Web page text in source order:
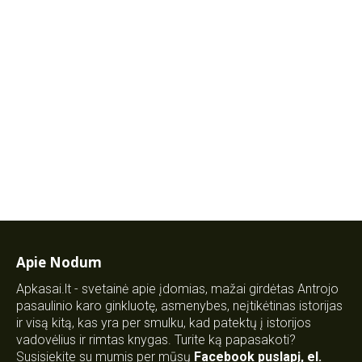
Apie Nodum
Apkasai.lt - svetainė apie įdomias, mažai girdėtas Antrojo
pasaulinio karo ginkluotę, asmenybes, neįtikėtinas istorijas
ir visą kitą, kas yra per smulku, kad patektų į istorijos
vadovėlius ir rimtas knygas. Turite ką papasakoti?
Susisiekite su mumis per mūsų Facebook puslapį, el.